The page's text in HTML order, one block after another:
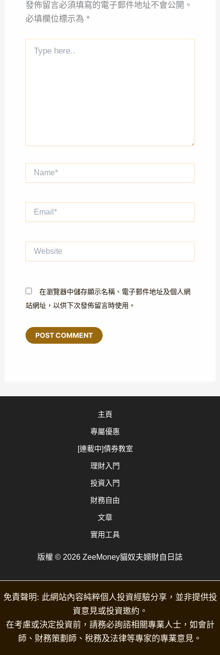
發佈留言必須填寫的電子郵件地址不會公開。
必填欄位標示為 *
here..
在瀏覽器中儲存顯示名稱、電子郵件地址及個人網
站網址，以供下次發佈留言時使用。
主頁
專屬優惠
[連載中]債券教室
理財入門
投資入門
財務自由
文章
實用工具
版權 © 2026 ZeeMoney貓奴夫婦財自日誌
免責聲明: 此網站內容純粹個人投資經驗分享，並非提供投
資意見或投資邀約。
在考慮或決定投資前，請務必詢諮相關專業人士，如會計
師、財務策劃師、稅務及法律等專家的專業意見。